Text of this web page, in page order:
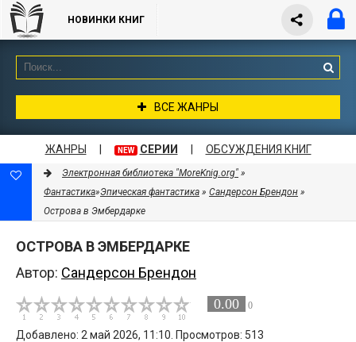
НОВИНКИ КНИГ
ВСЕ ЖАНРЫ
ЖАНРЫ NEW СЕРИИ ОБСУЖДЕНИЯ КНИГ
Электронная библиотека "MoreKnig.org" »
Фантастика»Эпическая фантастика » Сандерсон Брендон »
Острова в Эмбердарке
ОСТРОВА В ЭМБЕРДАРКЕ
Автор: Сандерсон Брендон
0.00 0
Добавлено: 2 май 2026, 11:10. Просмотров: 513